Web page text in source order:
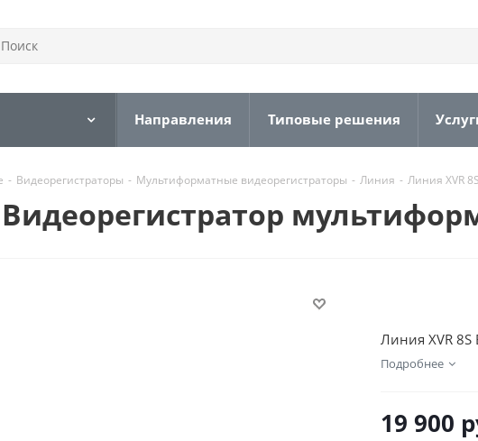
Направления Типовые решения
- Видеорегистраторы - Мультиформатные видеорегистраторы - Линия - Линия XVR
Видеорегистратор
Линия XVR 8S
Подробнее
19 900